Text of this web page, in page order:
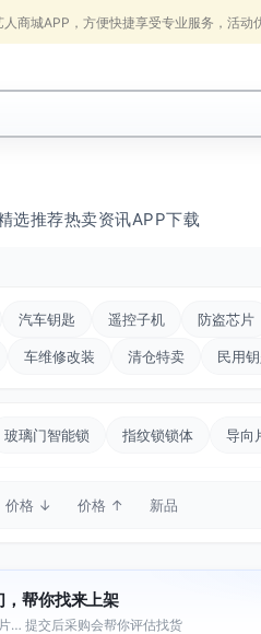
人商城APP，方便快捷享受专业服务，活动
选推荐热卖资讯APP下载
汽车钥匙 遥控子机 防盗芯片
车维修改装 清仓特卖 民用
玻璃门智能锁 指纹锁锁体 导向
价格 ↓ 价格 ↑ 新品
帮你找来上架
… 提交后采购会帮你评估找货